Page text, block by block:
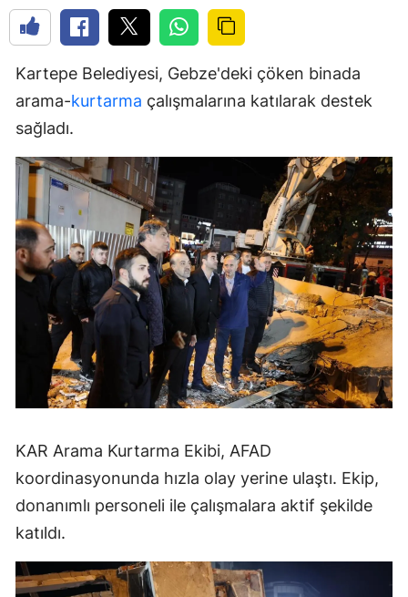
Kartepe Belediyesi, Gebze'deki çöken binada
arama-kurtarma çalışmalarına katılarak destek
sağladı.
KAR Arama Kurtarma Ekibi, AFAD
koordinasyonunda hızla olay yerine ulaştı. Ekip,
donanımlı personeli ile çalışmalara aktif şekilde
katıldı.